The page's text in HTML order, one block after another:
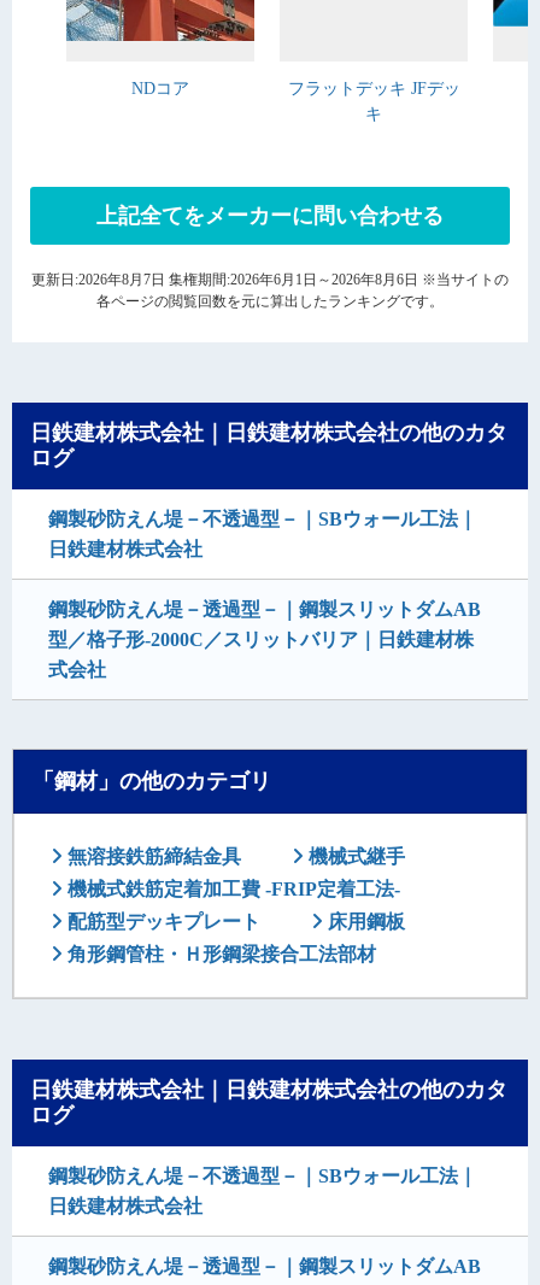
NDコア
フラットデッキ JFデッ
キ
上記全てをメーカーに問い合わせる
更新日:2026年8月7日 集権期間:2026年6月1日～2026年8月6日 ※当サイトの
各ページの閲覧回数を元に算出したランキングです。
日鉄建材株式会社｜日鉄建材株式会社の他のカタ
ログ
鋼製砂防えん堤－不透過型－｜SBウォール工法｜
日鉄建材株式会社
鋼製砂防えん堤－透過型－｜鋼製スリットダムAB
型／格子形-2000C／スリットバリア｜日鉄建材株
式会社
「鋼材」の他のカテゴリ
無溶接鉄筋締結金具
機械式継手
機械式鉄筋定着加工費 -FRIP定着工法-
配筋型デッキプレート
床用鋼板
角形鋼管柱・Ｈ形鋼梁接合工法部材
日鉄建材株式会社｜日鉄建材株式会社の他のカタ
ログ
鋼製砂防えん堤－不透過型－｜SBウォール工法｜
日鉄建材株式会社
鋼製砂防えん堤－透過型－｜鋼製スリットダムAB